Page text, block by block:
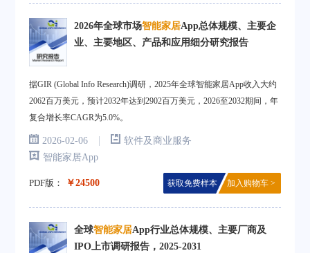
2026年全球市场智能家居App总体规模、主要企
业、主要地区、产品和应用细分研究报告
据GIR (Global Info Research)调研，2025年全球智能家居App收入大约
2062百万美元，预计2032年达到2902百万美元，2026至2032期间，年
复合增长率CAGR为5.0%。
2026-02-06 |
软件及商业服务
智能家居App
PDF版： ￥24500 获取免费样本 加入购物车 >
全球智能家居App行业总体规模、主要厂商及
IPO上市调研报告，2025-2031